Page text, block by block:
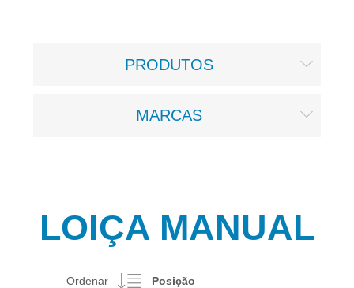
PRODUTOS
MARCAS
LOIÇA MANUAL
Ordenar